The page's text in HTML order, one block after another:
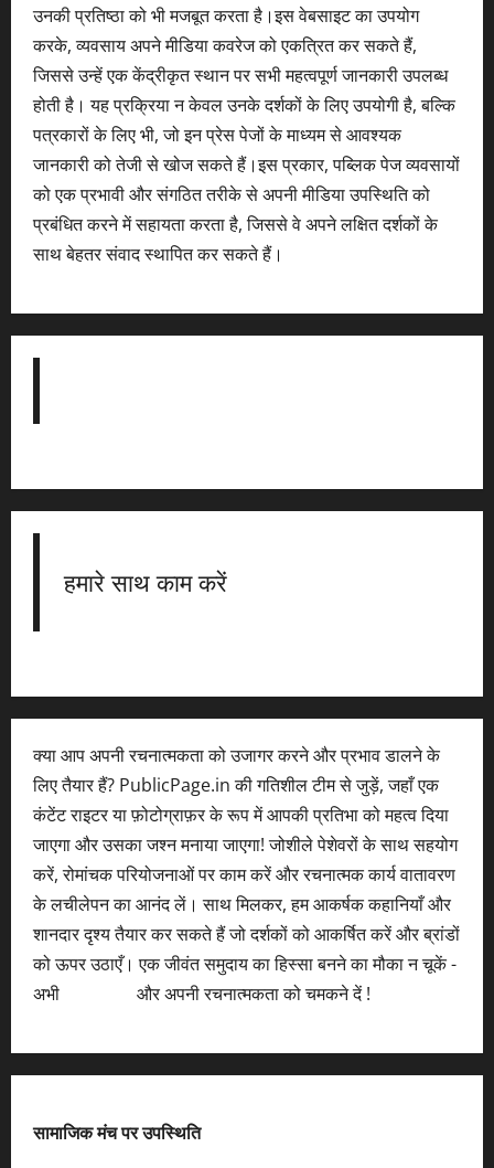
उनकी प्रतिष्ठा को भी मजबूत करता है।इस वेबसाइट का उपयोग
करके, व्यवसाय अपने मीडिया कवरेज को एकत्रित कर सकते हैं,
जिससे उन्हें एक केंद्रीकृत स्थान पर सभी महत्वपूर्ण जानकारी उपलब्ध
होती है। यह प्रक्रिया न केवल उनके दर्शकों के लिए उपयोगी है, बल्कि
पत्रकारों के लिए भी, जो इन प्रेस पेजों के माध्यम से आवश्यक
जानकारी को तेजी से खोज सकते हैं।इस प्रकार, पब्लिक पेज व्यवसायों
को एक प्रभावी और संगठित तरीके से अपनी मीडिया उपस्थिति को
प्रबंधित करने में सहायता करता है, जिससे वे अपने लक्षित दर्शकों के
साथ बेहतर संवाद स्थापित कर सकते हैं।
हमारे साथ काम करें
क्या आप अपनी रचनात्मकता को उजागर करने और प्रभाव डालने के
लिए तैयार हैं? PublicPage.in की गतिशील टीम से जुड़ें, जहाँ एक
कंटेंट राइटर या फ़ोटोग्राफ़र के रूप में आपकी प्रतिभा को महत्व दिया
जाएगा और उसका जश्न मनाया जाएगा! जोशीले पेशेवरों के साथ सहयोग
करें, रोमांचक परियोजनाओं पर काम करें और रचनात्मक कार्य वातावरण
के लचीलेपन का आनंद लें। साथ मिलकर, हम आकर्षक कहानियाँ और
शानदार दृश्य तैयार कर सकते हैं जो दर्शकों को आकर्षित करें और ब्रांडों
को ऊपर उठाएँ। एक जीवंत समुदाय का हिस्सा बनने का मौका न चूकें -
अभी
और अपनी रचनात्मकता को चमकने दें !
सामाजिक मंच पर उपस्थिति